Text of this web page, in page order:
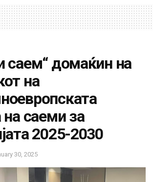
саем“ домаќин на
на
на саеми за
2025-2030
30, 2025